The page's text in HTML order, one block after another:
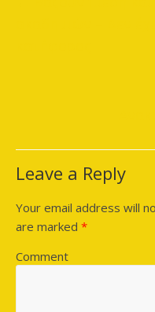
Leave a Reply
Your email address will
are marked *
Comment